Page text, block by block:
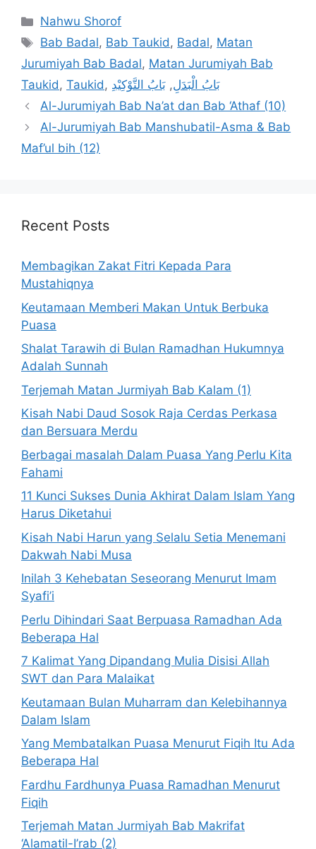
Categories
Nahwu Shorof
Tags
Bab Badal, Bab Taukid, Badal, Matan
Jurumiyah Bab Badal, Matan Jurumiyah Bab
Taukid, Taukid, بَابُ الْبَدَلِ, بَابُ التَّوْكِيْدِ
Al-Jurumiyah Bab Na’at dan Bab ‘Athaf (10)
Al-Jurumiyah Bab Manshubatil-Asma & Bab
Maf’ul bih (12)
Recent Posts
Membagikan Zakat Fitri Kepada Para
Mustahiqnya
Keutamaan Memberi Makan Untuk Berbuka
Puasa
Shalat Tarawih di Bulan Ramadhan Hukumnya
Adalah Sunnah
Terjemah Matan Jurmiyah Bab Kalam (1)
Kisah Nabi Daud Sosok Raja Cerdas Perkasa
dan Bersuara Merdu
Berbagai masalah Dalam Puasa Yang Perlu Kita
Fahami
11 Kunci Sukses Dunia Akhirat Dalam Islam Yang
Harus Diketahui
Kisah Nabi Harun yang Selalu Setia Menemani
Dakwah Nabi Musa
Inilah 3 Kehebatan Seseorang Menurut Imam
Syafi’i
Perlu Dihindari Saat Berpuasa Ramadhan Ada
Beberapa Hal
7 Kalimat Yang Dipandang Mulia Disisi Allah
SWT dan Para Malaikat
Keutamaan Bulan Muharram dan Kelebihannya
Dalam Islam
Yang Membatalkan Puasa Menurut Fiqih Itu Ada
Beberapa Hal
Fardhu Fardhunya Puasa Ramadhan Menurut
Fiqih
Terjemah Matan Jurmiyah Bab Makrifat
‘Alamatil-I’rab (2)